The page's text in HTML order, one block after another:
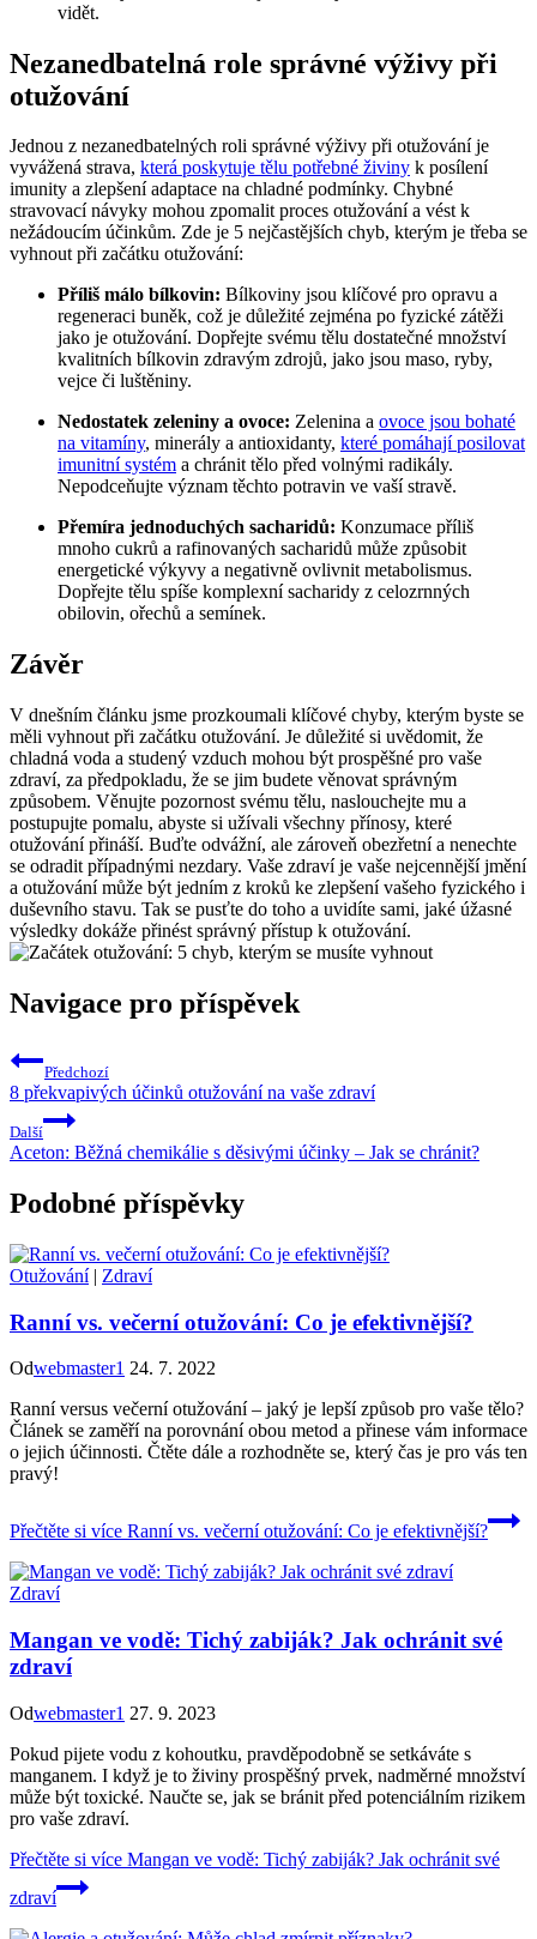
vidět.
Nezanedbatelná role správné výživy při
otužování
Jednou z nezanedbatelných roli správné výživy při otužování je
vyvážená strava, která poskytuje tělu potřebné živiny k posílení
imunity a zlepšení adaptace na chladné podmínky. Chybné
stravovací návyky mohou zpomalit proces otužování a vést k
nežádoucím účinkům. Zde je 5 nejčastějších chyb, kterým je třeba se
vyhnout při začátku otužování:
Příliš málo bílkovin: Bílkoviny jsou klíčové pro opravu a
regeneraci buněk, což je důležité zejména po fyzické zátěži
jako je otužování. Dopřejte svému tělu dostatečné množství
kvalitních bílkovin zdravým zdrojů, jako jsou maso, ryby,
vejce či luštěniny.
Nedostatek zeleniny a ovoce: Zelenina a ovoce jsou bohaté
na vitamíny, minerály a antioxidanty, které pomáhají posilovat
imunitní systém a chránit tělo před volnými radikály.
Nepodceňujte význam těchto potravin ve vaší stravě.
Přemíra jednoduchých sacharidů: Konzumace příliš
mnoho cukrů a rafinovaných sacharidů může způsobit
energetické výkyvy a negativně ovlivnit metabolismus.
Dopřejte tělu spíše komplexní sacharidy z celozrnných
obilovin, ořechů a semínek.
Závěr
V dnešním článku jsme prozkoumali klíčové chyby, kterým byste se
měli vyhnout při začátku otužování. Je důležité si uvědomit, že
chladná voda a studený vzduch mohou být prospěšné pro vaše
zdraví, za předpokladu, že se jim budete věnovat správným
způsobem. Věnujte pozornost svému tělu, naslouchejte mu a
postupujte pomalu, abyste si užívali všechny přínosy, které
otužování přináší. Buďte odvážní, ale zároveň obezřetní a nenechte
se odradit případnými nezdary. Vaše zdraví je vaše nejcennější jmění
a otužování může být jedním z kroků ke zlepšení vašeho fyzického i
duševního stavu. Tak se pusťte do toho a uvidíte sami, jaké úžasné
výsledky dokáže přinést správný přístup k otužování.
Navigace pro příspěvek
Předchozí
8 překvapivých účinků otužování na vaše zdraví
Další
Aceton: Běžná chemikálie s děsivými účinky – Jak se chránit?
Podobné příspěvky
Otužování| Zdraví
Ranní vs. večerní otužování: Co je efektivnější?
Odwebmaster1 24. 7. 2022
Ranní versus večerní otužování – jaký je lepší způsob pro vaše tělo?
Článek se zaměří na porovnání obou metod a přinese vám informace
o jejich účinnosti. Čtěte dále a rozhodněte se, který čas je pro vás ten
pravý!
Přečtěte si více Ranní vs. večerní otužování: Co je efektivnější?
Zdraví
Mangan ve vodě: Tichý zabiják? Jak ochránit své
zdraví
Odwebmaster1 27. 9. 2023
Pokud pijete vodu z kohoutku, pravděpodobně se setkáváte s
manganem. I když je to živiny prospěšný prvek, nadměrné množství
může být toxické. Naučte se, jak se bránit před potenciálním rizikem
pro vaše zdraví.
Přečtěte si více Mangan ve vodě: Tichý zabiják? Jak ochránit své
zdraví